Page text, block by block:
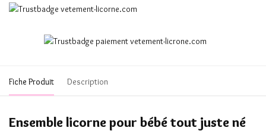
Fiche Produit Description
Ensemble licorne pour bébé tout juste né